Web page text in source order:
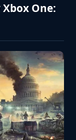
Xbox One: